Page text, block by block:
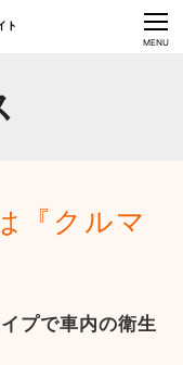
CLOSE
MENU
『クルマ
プで車内の衛生
ト